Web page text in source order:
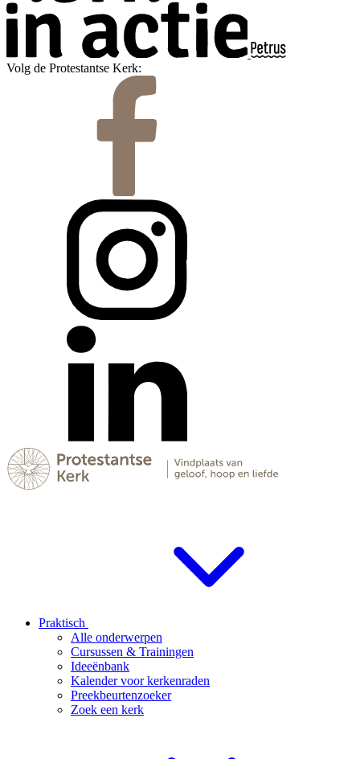
Volg de Protestantse Kerk:
Praktisch
Alle onderwerpen
Cursussen & Trainingen
Ideeënbank
Kalender voor kerkenraden
Preekbeurtenzoeker
Zoek een kerk